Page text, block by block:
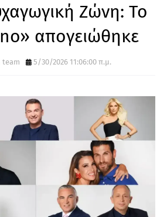
Ζώνη: Το
απογειώθηκε
team 5/30/2026 11:06:00 π.μ.